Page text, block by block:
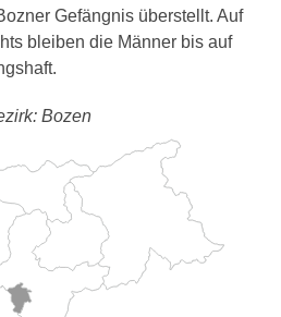
Gefängnis überstellt. Auf
bleiben die Männer bis auf
Bozen